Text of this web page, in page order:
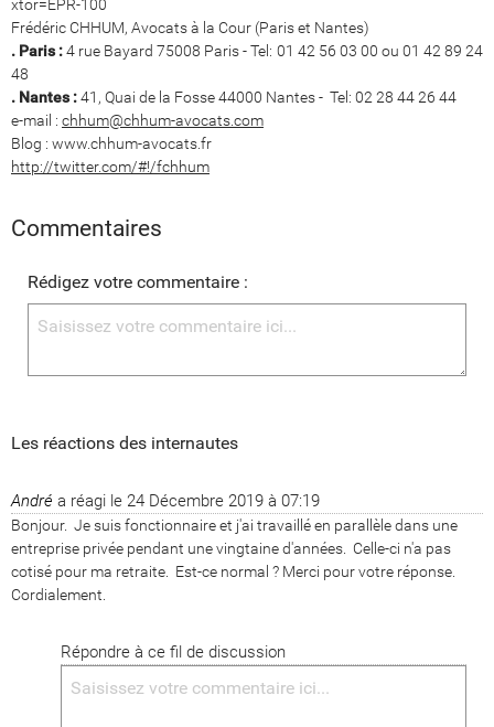
xtor=EPR-100
Frédéric CHHUM, Avocats à la Cour (Paris et Nantes)
. Paris :4 rue Bayard 75008 Paris - Tel: 01 42 56 03 00 ou 01 42 89 24
48
. Nantes :41, Quai de la Fosse 44000 Nantes - Tel: 02 28 44 26 44
e-mail : chhum@chhum-avocats.com
Blog : www.chhum-avocats.fr
http://twitter.com/#!/fchhum
Commentaires
Rédigez votre commentaire :
Les réactions des internautes
André a réagi le 24 Décembre 2019 à 07:19
Bonjour.  Je suis fonctionnaire et j'ai travaillé en parallèle dans une
entreprise privée pendant une vingtaine d'années.  Celle-ci n'a pas
cotisé pour ma retraite.  Est-ce normal ? Merci pour votre réponse.
Cordialement.
Répondre à ce fil de discussion